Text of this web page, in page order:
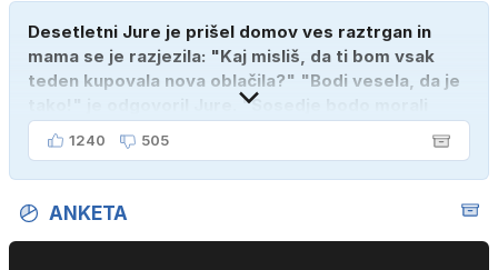
Desetletni Jure je prišel domov ves raztrgan in
mama se je razjezila: "Kaj misliš, da ti bom vsak
teden kupovala nova oblačila?" "Bodi vesela, da je
tako!" je odgovoril Jure. "Sosedje bodo morali
kupiti novega sina, tako sem ga prebutal!"
1240 505
ANKETA